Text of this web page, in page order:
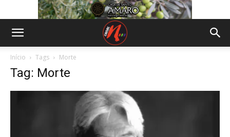
Início Tags Morte
Tag: Morte